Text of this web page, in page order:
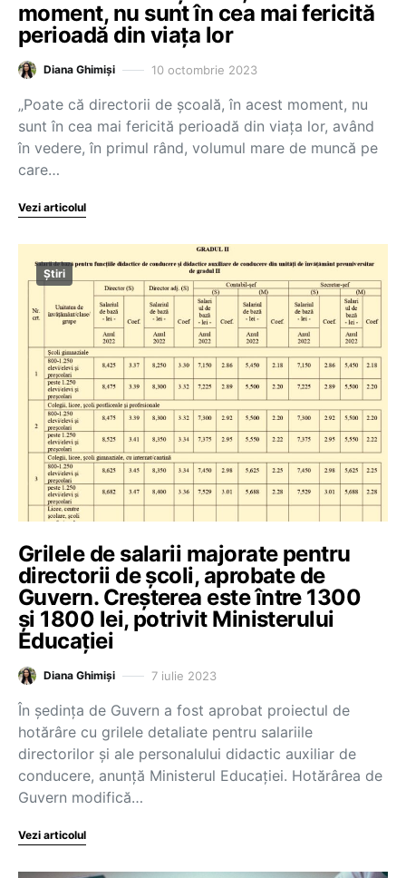
moment, nu sunt în cea mai fericită
perioadă din viața lor
Diana Ghimiși 10 octombrie 2023
„Poate că directorii de școală, în acest moment, nu
sunt în cea mai fericită perioadă din viața lor, având
în vedere, în primul rând, volumul mare de muncă pe
care…
Vezi articolul
Știri
Grilele de salarii majorate pentru
directorii de școli, aprobate de
Guvern. Creșterea este între 1300
și 1800 lei, potrivit Ministerului
Educației
Diana Ghimiși 7 iulie 2023
În ședința de Guvern a fost aprobat proiectul de
hotărâre cu grilele detaliate pentru salariile
directorilor și ale personalului didactic auxiliar de
conducere, anunță Ministerul Educației. Hotărârea de
Guvern modifică…
Vezi articolul